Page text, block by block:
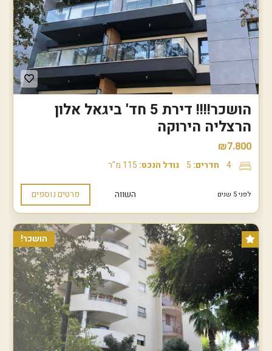
הושכר!!!! דירת 5 חד' ביגאל אלון
הרצליה הירוקה
₪7.800
4 חדרים: 5 גודל הנכס: 115 מ"ר
לפני 5 שנים השווה פרטים נוספים
הושכר!